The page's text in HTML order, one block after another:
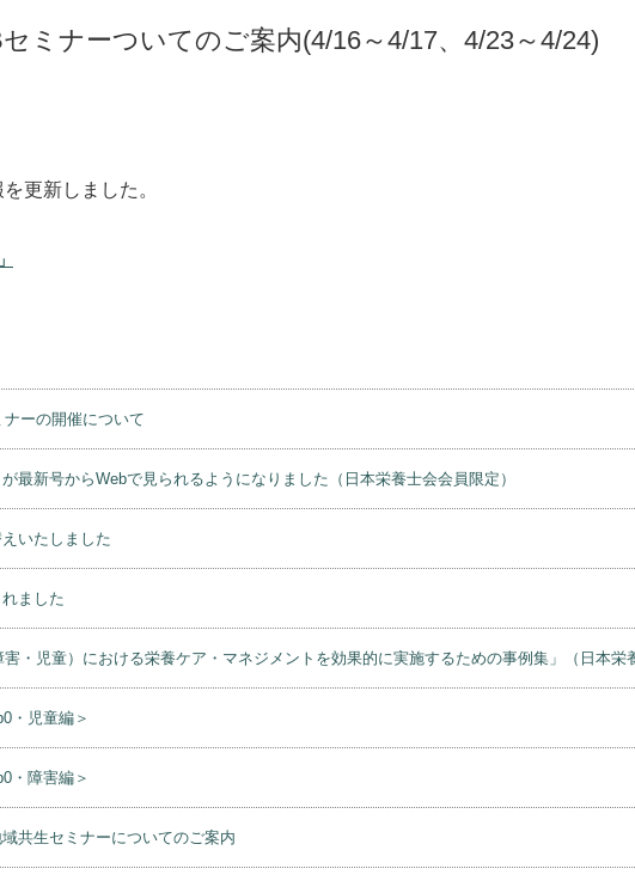
ミナーついてのご案内(4/16～4/17、4/23～4/24)
更新しました。
ナーの開催について
最新号からWebで見られるようになりました（日本栄養士会会員限定）
いたしました
ました
害・児童）における栄養ケア・マネジメントを効果的に実施するための事例集」（日本栄
・児童編＞
・障害編＞
共生セミナーについてのご案内